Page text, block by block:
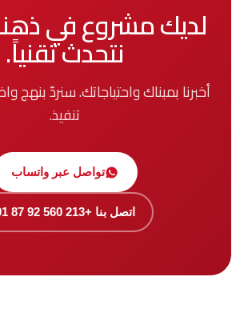
لديك مشروع في
نتحدث تقنياً.
أخبرنا بمبناك واحتياجاتك. سنردّ بنهج
تنفيذ.
تواصل عبر واتساب
اتصل بنا +213 560 92 87 01